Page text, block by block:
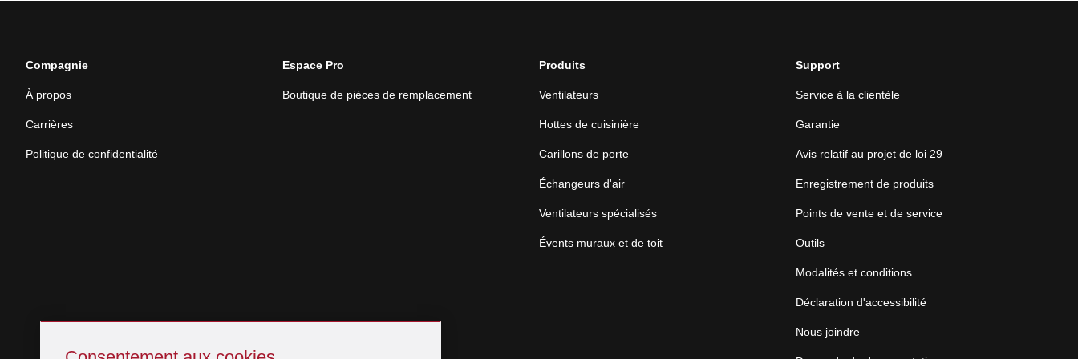
Consentement
Compagnie
À propos
Carrières
Politique de confidentialité
Espace Pro
Boutique de pièces de remplacement
Produits
Ventilateurs
Hottes de cuisinière
Carillons de porte
Échangeurs d'air
Ventilateurs spécialisés
Évents muraux et de toit
Support
Service à la clientèle
Garantie
Avis relatif au projet de loi 29
Enregistrement de produits
Points de vente et de service
Outils
Modalités et conditions
Déclaration d'accessibilité
Nous joindre